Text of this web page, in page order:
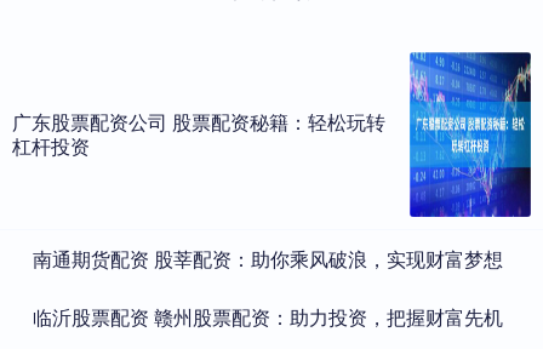
广东股票配资公司 股票配资秘籍：轻松玩转
杠杆投资
​南通期货配资 股莘配资：助你乘风破浪，实现财富梦想
​临沂股票配资 赣州股票配资：助力投资，把握财富先机